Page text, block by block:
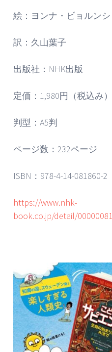
絵：ヨンナ・ビョルン
訳：久山葉子
出版社：NHK出版
定価：1,980円（税込み）
判型：A5判
ページ数：232ページ
ISBN：978-4-14-081860-2
https://www.nhk-
book.co.jp/detail/